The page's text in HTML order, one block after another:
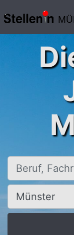
Beruf,
Ort, Stadt